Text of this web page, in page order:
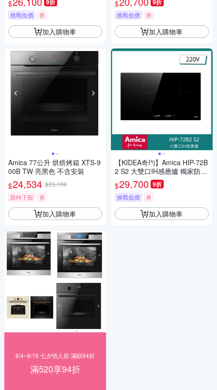
鐘延遲關機 85cm
$ 9折
挑戰低價 券
加入購物車
Amica 77公升 烘焙烤箱 XTS-9
00B TW 亮黑色 不含安裝
$24,534 $26,100
限時下殺
券
加入購物車
8/4~8/16 七夕情人節 滿額94折
滿520享94折
小鍋具偵測
$ 9折
挑戰低價 券
加入購物車
【KIDEA奇玓】Amica HIP-72B
2 S2 大雙口IH感應爐 獨家防溢
11段火力 兒童安全鎖 自動燉煮
小鍋具偵測
$29,700 9折
挑戰低價 券
加入購物車